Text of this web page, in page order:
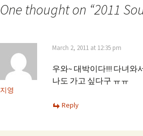
One thought on “2011
지영
March 2, 2011 at 12:35 pm
우와~ 대박이다!!! 다녀와
나도 가고 싶다구 ㅠㅠ
Reply